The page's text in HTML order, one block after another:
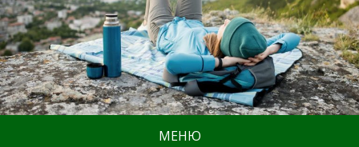
МЕНЮ